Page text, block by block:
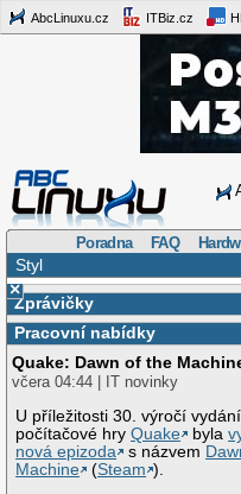
AbcLinuxu.cz ITBiz.cz
Poradna FAQ
Styl
×
Zprávičky
Pracovní nabídky
Quake: Dawn of the
včera 04:44 | IT novinky
U příležitosti 30. výročí vydání
počítačové hryQuake byla
nová epizoda
s názvem
Machine
(Steam ).